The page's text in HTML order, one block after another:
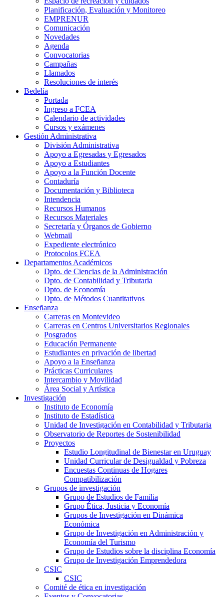
Planificación, Evaluación y Monitoreo
EMPRENUR
Comunicación
Novedades
Agenda
Convocatorias
Campañas
Llamados
Resoluciones de interés
Bedelía
Portada
Ingreso a FCEA
Calendario de actividades
Cursos y exámenes
Gestión Administrativa
División Administrativa
Apoyo a Egresadas y Egresados
Apoyo a Estudiantes
Apoyo a la Función Docente
Contaduría
Documentación y Biblioteca
Intendencia
Recursos Humanos
Recursos Materiales
Secretaría y Órganos de Gobierno
Webmail
Expediente electrónico
Protocolos FCEA
Departamentos Académicos
Dpto. de Ciencias de la Administración
Dpto. de Contabilidad y Tributaria
Dpto. de Economía
Dpto. de Métodos Cuantitativos
Enseñanza
Carreras en Montevideo
Carreras en Centros Universitarios Regionales
Posgrados
Educación Permanente
Estudiantes en privación de libertad
Apoyo a la Enseñanza
Prácticas Curriculares
Intercambio y Movilidad
Área Social y Artística
Investigación
Instituto de Economía
Instituto de Estadística
Unidad de Investigación en Contabilidad y Tributaria
Observatorio de Reportes de Sostenibilidad
Proyectos
Estudio Longitudinal de Bienestar en Uruguay
Unidad Curricular de Desigualdad y Pobreza
Encuestas Continuas de Hogares
Compatibilización
Grupos de investigación
Grupo de Estudios de Familia
Grupo Ética, Justicia y Economía
Grupos de Investigación en Dinámica
Económica
Grupo de Investigación en Administración y
Economía del Turismo
Grupo de Estudios sobre la disciplina Economía
Grupo de Investigación Emprendedora
CSIC
CSIC
Comité de ética en investigación